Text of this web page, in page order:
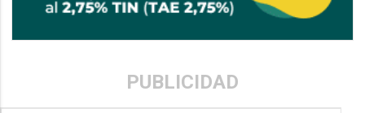
PUBLICIDAD